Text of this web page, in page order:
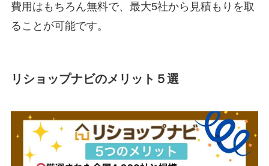
費用はもちろん無料で、最大5社から見積もりを取
ることが可能です。
リショップナビのメリット５選